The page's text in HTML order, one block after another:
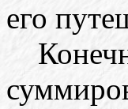
его